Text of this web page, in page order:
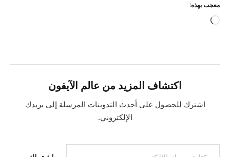
معجب بهذه:
جاري
اكتشاف المزيد من عالم الآيفون
اشترك للحصول على أحدث التدوينات المرسلة إلى بريدك
الإلكتروني.
كتابة بريدك الإلكتروني...